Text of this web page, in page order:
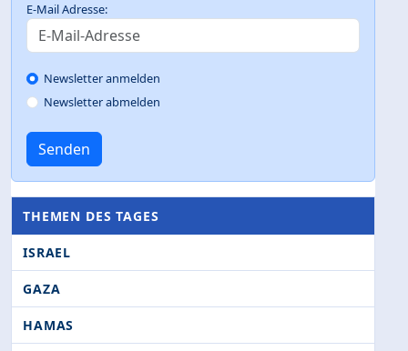
E-Mail Adresse:
Newsletter anmelden
Newsletter abmelden
Senden
THEMEN DES TAGES
ISRAEL
GAZA
HAMAS